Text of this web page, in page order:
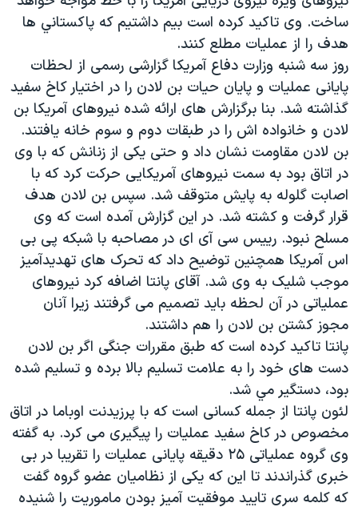
سفر پرزیدنت ترامپ به چین
ساخت. وی تاکید کرده است بیم داشتیم که پاکستاني ها
هدف را از عمليات مطلع کنند.
روز سه شنبه وزارت دفاع آمريکا گزارشی رسمی از لحظات
پايانی عمليات و پايان حیات بن لادن را در اختيار کاخ سفيد
گذاشته شد. بنا برگزارش های ارائه شده نيروهای آمريکا بن
لادن و خانواده اش را در طبقات دوم و سوم خانه يافتند.
بن لادن مقاومت نشان داد و حتی يکی از زنانش که با وی
در اتاق بود به سمت نيروهای آمريکايی حرکت کرد که با
اصابت گلوله به پايش متوقف شد. سپس بن لادن هدف
قرار گرفت و کشته شد. در این گزارش آمده است که وی
مسلح نبود. رييس سی آی ای در مصاحبه با شبکه پی بی
اس آمريکا همچنین توضیح داد که تحرک های تهديدآميز
موجب شلیک به وی شد. آقای پانتا اضافه کرد نيروهای
عملیاتی در آن لحظه باید تصميم می گرفتند زیرا آنان
مجوز کشتن بن لادن را هم داشتند.
پانتا تاکید کرده است که طبق مقررات جنگی اگر بن لادن
دست های خود را به علامت تسليم بالا برده و تسليم شده
بود، دستگير مي شد.
لئون پانتا از جمله کسانی است که با پرزيدنت اوباما در اتاق
مخصوص در کاخ سفيد عمليات را پيگيری می کرد. به گفته
وی گروه عملیاتی ۲۵ دقيقه پايانی عمليات را تقریبا در بی
خبری گذراندند تا اين که يکی از نظاميان عضو گروه گفت
که کلمه سری تاييد موفقيت آميز بودن ماموريت را شنيده